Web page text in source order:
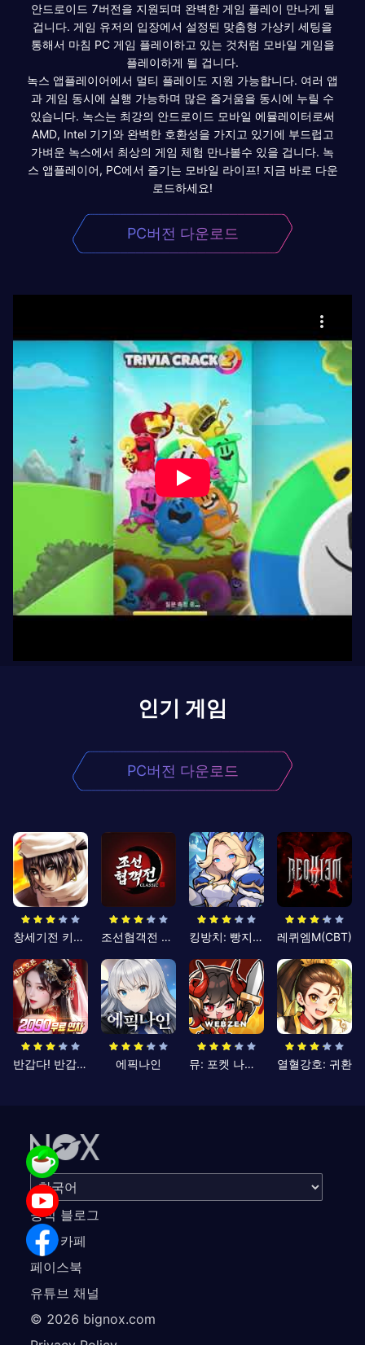
안드로이드 7버전을 지원되며 완벽한 게임 플레이 만나게 될
겁니다. 게임 유저의 입장에서 설정된 맞춤형 가상키 세팅을
통해서 마침 PC 게임 플레이하고 있는 것처럼 모바일 게임을
플레이하게 될 겁니다.
녹스 앱플레이어에서 멀티 플레이도 지원 가능합니다. 여러 앱
과 게임 동시에 실행 가능하며 많은 즐거움을 동시에 누릴 수
있습니다. 녹스는 최강의 안드로이드 모바일 에뮬레이터로써
AMD, Intel 기기와 완벽한 호환성을 가지고 있기에 부드럽고
가벼운 녹스에서 최상의 게임 체험 만나볼수 있을 겁니다. 녹
스 앱플레이어, PC에서 즐기는 모바일 라이프! 지금 바로 다운
로드하세요!
PC버전 다운로드
인기 게임
PC버전 다운로드
창세기전 키우기 조선협객전 클래식 킹방치: 빵지의 제왕 레퀴엠M(CBT)
반갑다! 반갑삼국지 에픽나인 뮤: 포켓 나이츠 열혈강호: 귀환
공식 블로그
공식 카페
페이스북
유튜브 채널
© 2026 bignox.com